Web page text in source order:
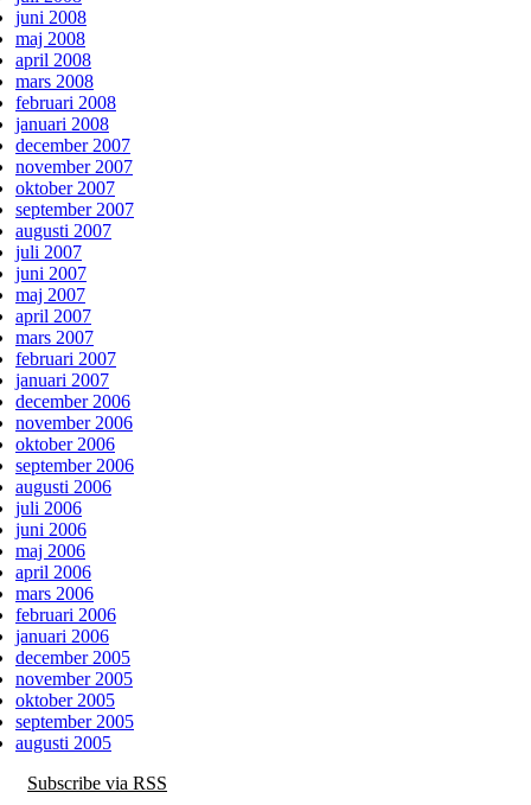
juni 2008
maj 2008
april 2008
mars 2008
februari 2008
januari 2008
december 2007
november 2007
oktober 2007
september 2007
augusti 2007
juli 2007
juni 2007
maj 2007
april 2007
mars 2007
februari 2007
januari 2007
december 2006
november 2006
oktober 2006
september 2006
augusti 2006
juli 2006
juni 2006
maj 2006
april 2006
mars 2006
februari 2006
januari 2006
december 2005
november 2005
oktober 2005
september 2005
augusti 2005
Subscribe via RSS